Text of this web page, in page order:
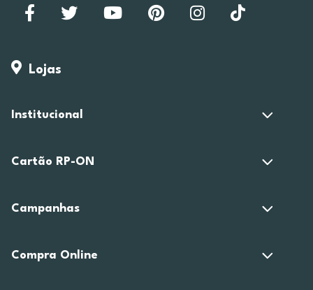
Lojas
Institucional
Cartão RP-ON
Campanhas
Compra Online